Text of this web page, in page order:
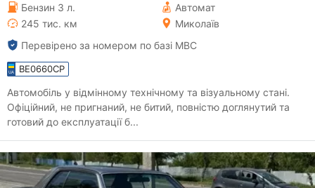
Бензин 3 л.
Автомат
245 тис. км
Миколаїв
Перевірено за номером по базі МВС
BE0660CP
Автомобіль у відмінному технічному та візуальному стані.
Офіційний, не пригнаний, не битий, повністю доглянутий та
готовий до експлуатації б...